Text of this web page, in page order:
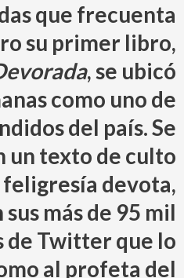
que frecuenta
su primer libro,
, se ubicó
como uno de
del país. Se
un texto de culto
feligresía devota,
más de 95 mil
de Twitter que lo
al profeta del